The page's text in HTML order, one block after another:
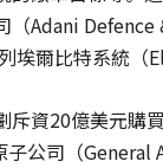
（Adani
埃爾比特系統（
斥資20億美元購
公司（